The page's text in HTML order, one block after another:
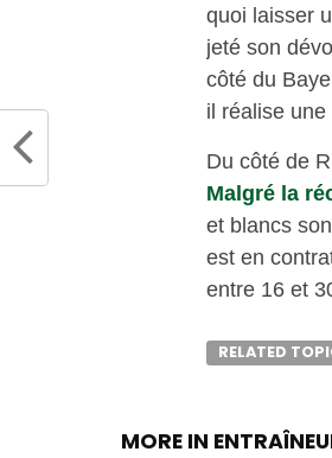
quoi laisser
jeté son
côté du
il réalise
Du côté de
Malgré la
et blancs
est en
entre 16 et
RELATED
MORE IN